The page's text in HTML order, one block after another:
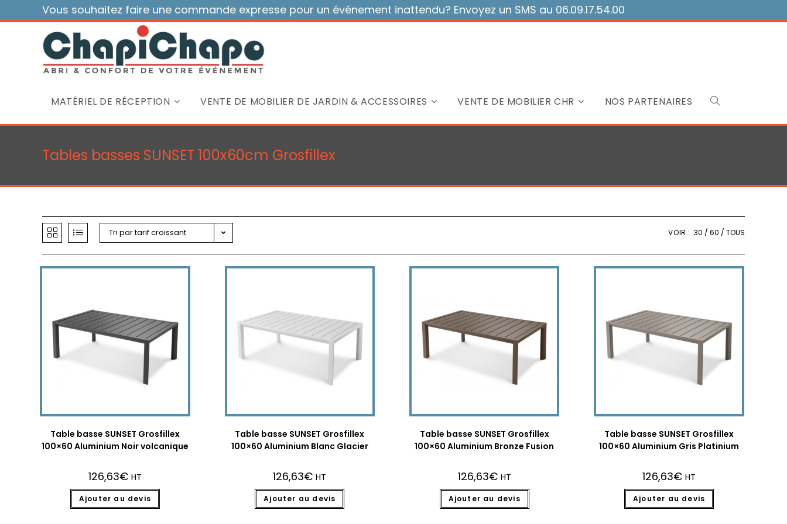
to
Vous souhaitez faire une commande expresse pour un événement inattendu? Envoyez un SMS au 06.09.17.54.00
MATÉRIEL DE RÉCEPTION VENTE DE MOBILIER DE JARDIN & ACCESSOIRES VENTE DE MOBILIER CHR NOS PARTENAIRES Toggle
search
Tables basses SUNSET 100x60cm Grosfillex
Tri par tarif croissant VOIR : 30 60 TOUS
Table basse SUNSET Grosfillex
100×60 Aluminium Noir volcanique
126,63€ HT
Ajouter au devis
Table basse SUNSET Grosfillex
100×60 Aluminium Blanc Glacier
126,63€ HT
Ajouter au devis
Table basse SUNSET Grosfillex
100×60 Aluminium Bronze Fusion
126,63€ HT
Ajouter au devis
Table basse SUNSET Grosfillex
100×60 Aluminium Gris Platinium
126,63€ HT
Ajouter au devis